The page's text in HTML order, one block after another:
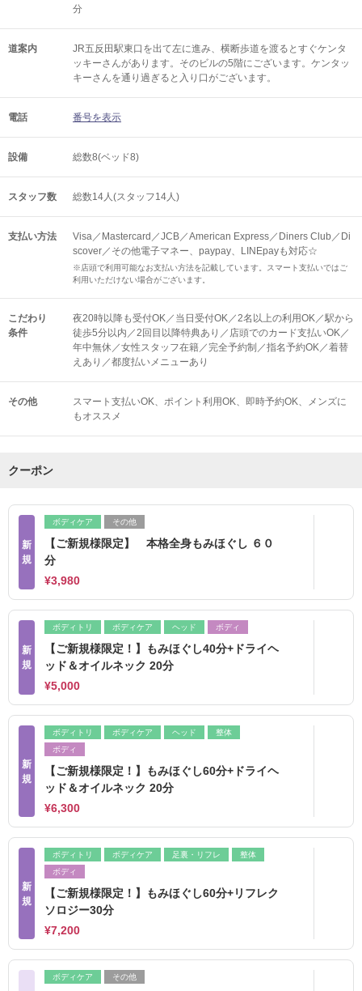
分
道案内
JR五反田駅東口を出て左に進み、横断歩道を渡るとすぐケンタ
ッキーさんがあります。そのビルの5階にございます。ケンタッ
キーさんを通り過ぎると入り口がございます。
電話 番号を表示
設備 総数8(ベッド8)
スタッフ数 総数14人(スタッフ14人)
支払い方法
Visa／Mastercard／JCB／American Express／Diners Club／Di
scover／その他電子マネー、paypay、LINEpayも対応☆
※店頭で利用可能なお支払い方法を記載しています。スマート支払いではご
利用いただけない場合がございます。
こだわり
条件
夜20時以降も受付OK／当日受付OK／2名以上の利用OK／駅から
徒歩5分以内／2回目以降特典あり／店頭でのカード支払いOK／
年中無休／女性スタッフ在籍／完全予約制／指名予約OK／着替
えあり／都度払いメニューあり
その他 スマート支払いOK ポイント利用OK 即時予約OK
メンズに
もオススメ
クーポン
新
規
ボディケア その他
【ご新規様限定】 本格全身もみほぐし ６０
分
¥3,980
新
規
ボディトリ ボディケア ヘッド ボディ
【ご新規様限定！】もみほぐし40分+ドライヘ
ッド＆オイルネック 20分
¥5,000
新
規
ボディトリ ボディケア ヘッド
整体
ボディ
【ご新規様限定！】もみほぐし60分+ドライヘ
ッド＆オイルネック 20分
¥6,300
新
規
ボディトリ ボディケア 足裏・リフレ
整体
ボディ
【ご新規様限定！】もみほぐし60分+リフレク
ソロジー30分
¥7,200
ボディケア その他